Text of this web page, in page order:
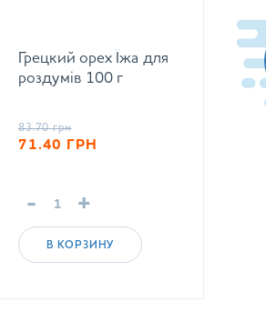
Грецкий орех Їжа для
роздумів 100 г
83.70 грн
71.40 ГРН
- +
В КОРЗИНУ